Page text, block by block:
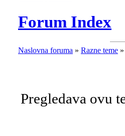
Forum Index
Naslovna foruma » Razne teme »
Pregledava ovu